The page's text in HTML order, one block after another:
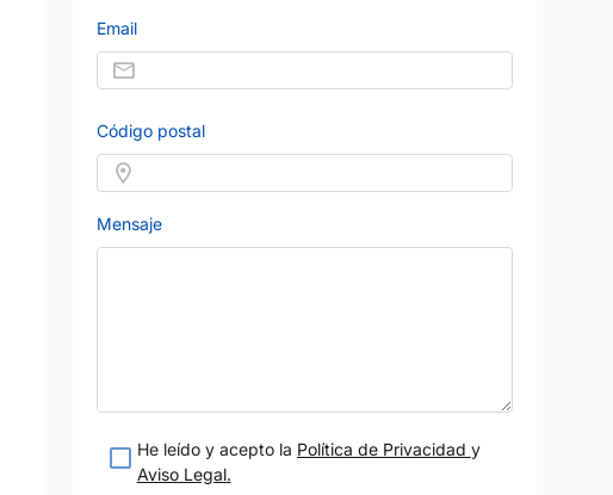
Email
Código postal
Mensaje
He leído y acepto la Política de Privacidad y
Aviso Legal.